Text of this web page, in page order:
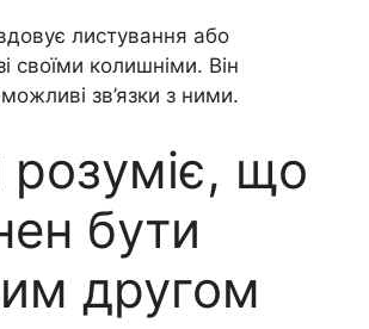
листування або
своїми колишніми. Він
зв’язки з ними.
розуміє, що
бути
другом